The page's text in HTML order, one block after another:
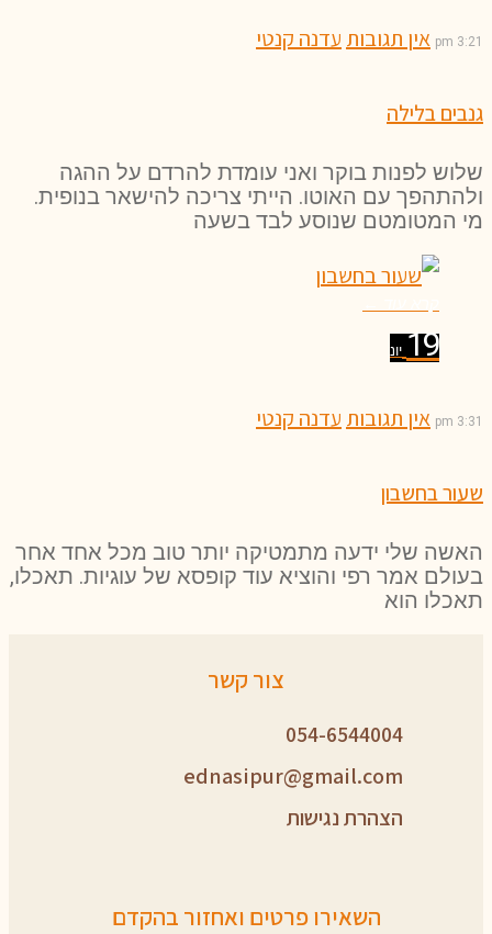
3:21 pm אין תגובות עדנה קנטי
גנבים בלילה
שלוש לפנות בוקר ואני עומדת להרדם על ההגה
ולהתהפך עם האוטו. הייתי צריכה להישאר בנופית.
מי המטומטם שנוסע לבד בשעה
19 יונ
3:31 pm אין תגובות עדנה קנטי
שעור בחשבון
האשה שלי ידעה מתמטיקה יותר טוב מכל אחד אחר
בעולם אמר רפי והוציא עוד קופסא של עוגיות. תאכלו,
תאכלו הוא
צור קשר
054-6544004
ednasipur@gmail.com
הצהרת נגישות
השאירו פרטים ואחזור בהקדם